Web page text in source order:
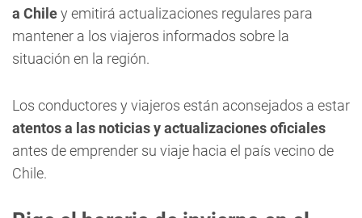
a Chiley emitirá actualizaciones regulares para
mantener a los viajeros informados sobre la
situación en la región.
Los conductores y viajeros están aconsejados a estar
atentos a las noticias y actualizaciones oficiales
antes de emprender su viaje hacia el país vecino de
Chile.